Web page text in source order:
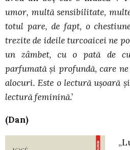
umor, multă sensibilitate,
totul pare, de fapt, o
trezite de ideile turcoaicei ne
un zâmbet, cu o pată de
parfumată şi profundă, care
alocuri. Este o lectură uşoară
lectură feminină.’
(Dan)